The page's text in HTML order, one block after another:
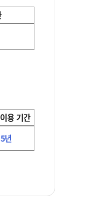
용 기간
5년